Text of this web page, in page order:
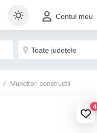
Contul meu
Muncitori constructii
4